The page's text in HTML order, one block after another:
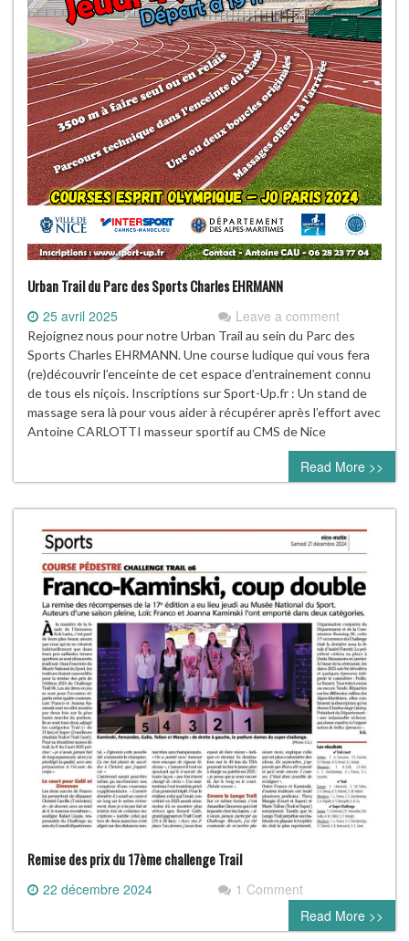
Urban Trail du Parc des Sports Charles EHRMANN
25 avril 2025 Leave a comment
Rejoignez nous pour notre Urban Trail au sein du Parc des
Sports Charles EHRMANN. Une course ludique qui vous fera
(re)découvrir l’enceinte de cet espace d’entrainement connu
de tous els niçois. Inscriptions sur Sport-Up.fr : Un stand de
massage sera là pour vous aider à récupérer après l’effort avec
Antoine CARLOTTI masseur sportif au CMS de Nice
Read More >>
Remise des prix du 17ème challenge Trail
22 décembre 2024
1 Comment
Read More >>